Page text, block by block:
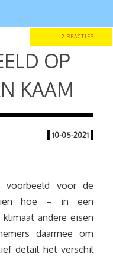
2 REACTIES
OP
KAAM
| 10-05-2021 |
voor de
hoe – in een
andere eisen
daarmee om
detail het verschil